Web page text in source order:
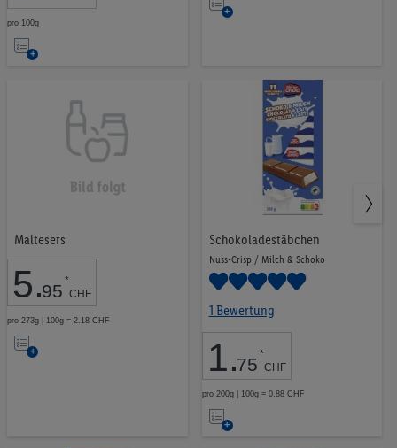
pro 100g
Auf
Merkliste
Maltesers
5.95 *
CHF
pro 273g | 100g = 2.18 CHF
Auf
Schokoladestäbchen
Nuss-Crisp / Milch & Schoko
1 Bewertung
1.75 *
CHF
pro 200g | 100g = 0.88 CHF
Auf